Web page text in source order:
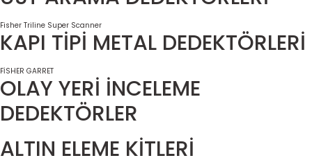
Fisher Triline Super Scanner
KAPI TİPİ METAL DEDEKTÖRLERİ
FİSHER GARRET
OLAY YERİ İNCELEME
DEDEKTÖRLER
ALTIN ELEME KİTLERİ